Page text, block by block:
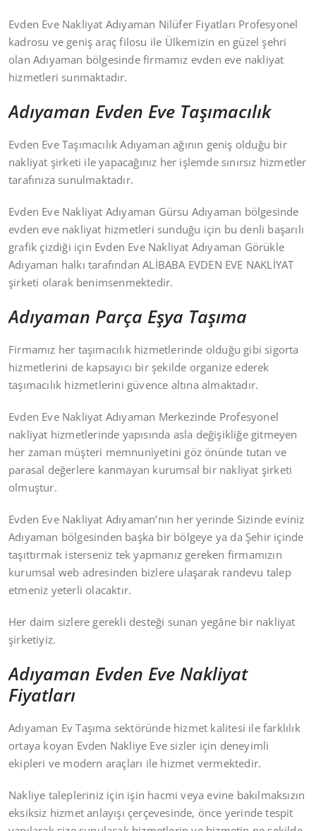
Evden Eve Nakliyat Adıyaman Nilüfer Fiyatları Profesyonel
kadrosu ve geniş araç filosu ile Ülkemizin en güzel şehri
olan Adıyaman bölgesinde firmamız evden eve nakliyat
hizmetleri sunmaktadır.
Adıyaman Evden Eve Taşımacılık
Evden Eve Taşımacılık Adıyaman ağının geniş olduğu bir
nakliyat şirketi ile yapacağınız her işlemde sınırsız hizmetler
tarafınıza sunulmaktadır.
Evden Eve Nakliyat Adıyaman Gürsu Adıyaman bölgesinde
evden eve nakliyat hizmetleri sunduğu için bu denli başarılı
grafik çizdiği için Evden Eve Nakliyat Adıyaman Görükle
Adıyaman halkı tarafından ALİBABA EVDEN EVE NAKLİYAT
şirketi olarak benimsenmektedir.
Adıyaman Parça Eşya Taşıma
Firmamız her taşımacılık hizmetlerinde olduğu gibi sigorta
hizmetlerini de kapsayıcı bir şekilde organize ederek
taşımacılık hizmetlerini güvence altına almaktadır.
Evden Eve Nakliyat Adıyaman Merkezinde Profesyonel
nakliyat hizmetlerinde yapısında asla değişikliğe gitmeyen
her zaman müşteri memnuniyetini göz önünde tutan ve
parasal değerlere kanmayan kurumsal bir nakliyat şirketi
olmuştur.
Evden Eve Nakliyat Adıyaman’nın her yerinde Sizinde eviniz
Adıyaman bölgesinden başka bir bölgeye ya da Şehir içinde
taşıttırmak isterseniz tek yapmanız gereken firmamızın
kurumsal web adresinden bizlere ulaşarak randevu talep
etmeniz yeterli olacaktır.
Her daim sizlere gerekli desteği sunan yegâne bir nakliyat
şirketiyiz.
Adıyaman Evden Eve Nakliyat
Fiyatları
Adıyaman Ev Taşıma sektöründe hizmet kalitesi ile farklılık
ortaya koyan Evden Nakliye Eve sizler için deneyimli
ekipleri ve modern araçları ile hizmet vermektedir.
Nakliye talepleriniz için işin hacmi veya evine bakılmaksızın
eksiksiz hizmet anlayışı çerçevesinde, önce yerinde tespit